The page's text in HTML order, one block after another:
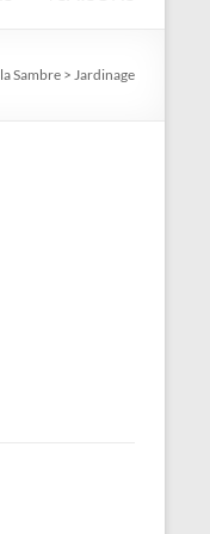
Sambre> Jardinage